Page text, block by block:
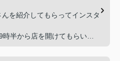
を紹介してもらってインスタ
時半から店を開けてもらい